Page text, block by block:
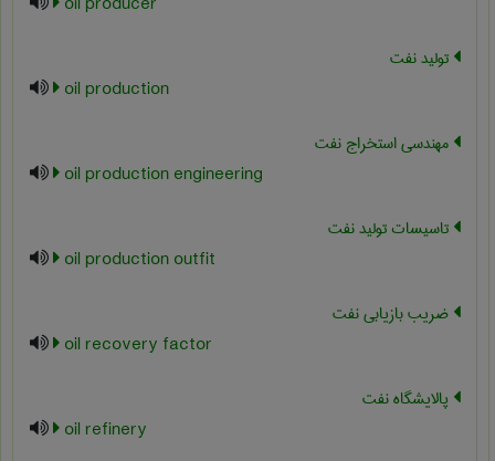
تولید نفت
oil production
مهندسی استخراج نفت
oil production engineering
تاسیسات تولید نفت
oil production outfit
ضریب بازیابی نفت
oil recovery factor
پالایشگاه نفت
oil refinery